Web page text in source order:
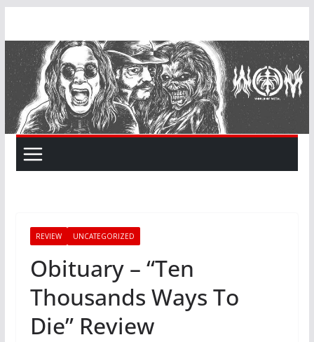
content
REVIEW UNCATEGORIZED
Obituary – “Ten
Thousands Ways To
Die” Review